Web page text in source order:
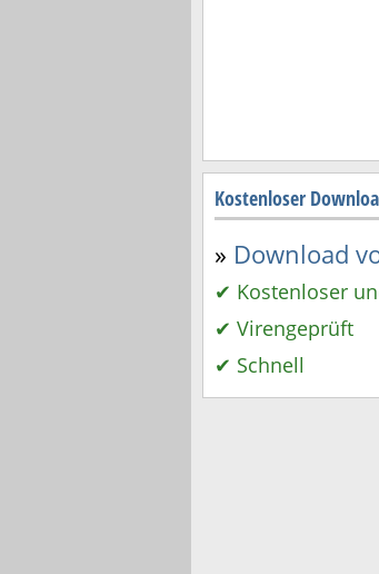
Kostenloser
» Download
✔ Kostenloser
✔ Virengeprüft
✔ Schnell